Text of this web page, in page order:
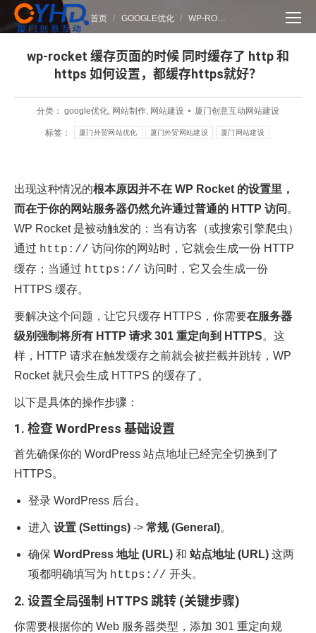
您在这里：
首页 GOOGLE优化 WP-RO…
wp-rocket 缓存页面的时候 同时缓存了 http 和
https 如何设置，都缓存https就好？
分类： google优化, 网站制作, 网站建设 厦门创意互动网站建设
标签： 厦门外贸网站优化 厦门外贸网站建设 厦门网站建设
出现这种情况的根本原因并不在 WP Rocket 的设置里，
而在于你的网站服务器仍然允许通过普通的 HTTP 访问 。
WP Rocket 是被动触发的：当有访客（或搜索引擎爬虫）
通过 http:// 访问你的网站时，它就会生成一份 HTTP
缓存；当通过 https:// 访问时，它又会生成一份
HTTPS 缓存。
要解决这个问题，让它只缓存 HTTPS，你需要在服务器
级别强制将所有 HTTP 请求 301 重定向到 HTTPS。这
样，HTTP 请求在触发缓存之前就会被拦截并跳转，WP
Rocket 就只会生成 HTTPS 的缓存了。
以下是具体的操作步骤：
1. 检查 WordPress 基础设置
首先确保你的 WordPress 站点地址已经完全切换到了
HTTPS。
登录 WordPress 后台。
进入 设置 (Settings) -> 常规 (General)。
确保 WordPress 地址 (URL) 和 站点地址 (URL) 这两
项都明确填写为 https:// 开头。
2. 设置全局强制 HTTPS 跳转 (关键步骤)
你需要根据你的 Web 服务器类型，添加 301 重定向规